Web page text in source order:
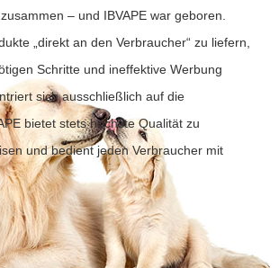
– und IBVAPE war geboren.
„direkt an den Verbraucher“ zu liefern,
Schritte und ineffektive Werbung
sich ausschließlich auf die
bietet stets höchste Qualität zu
und bedient jeden Verbraucher mit